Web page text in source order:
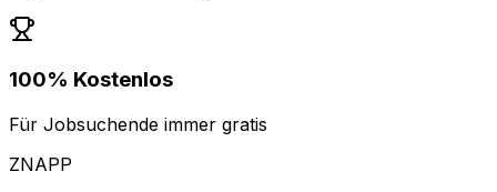
100% Kostenlos
Für Jobsuchende immer gratis
ZNAPP